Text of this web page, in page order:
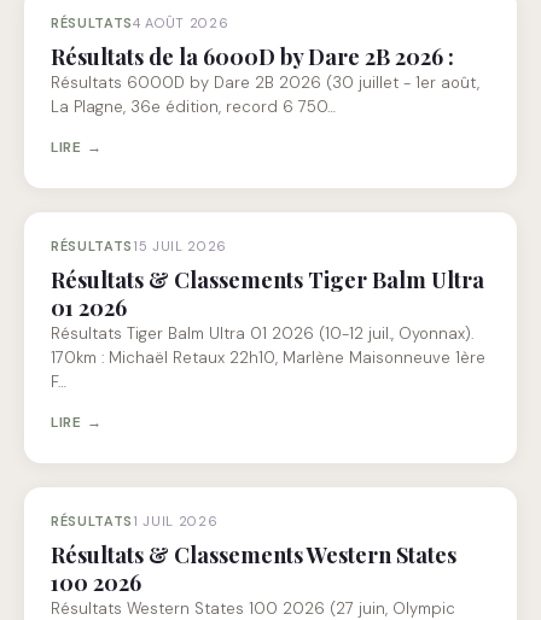
RÉSULTATS4 AOÛT 2026
Résultats de la 6000D by Dare 2B 2026 :
Résultats 6000D by Dare 2B 2026 (30 juillet - 1er août,
La Plagne, 36e édition, record 6 750…
LIRE →
RÉSULTATS 15 JUIL 2026
Résultats & Classements Tiger Balm Ultra
01 2026
Résultats Tiger Balm Ultra 01 2026 (10-12 juil., Oyonnax).
170km : Michaël Retaux 22h10, Marlène Maisonneuve 1ère
F…
LIRE →
RÉSULTATS 1 JUIL 2026
Résultats & Classements Western States
100 2026
Résultats Western States 100 2026 (27 juin, Olympic